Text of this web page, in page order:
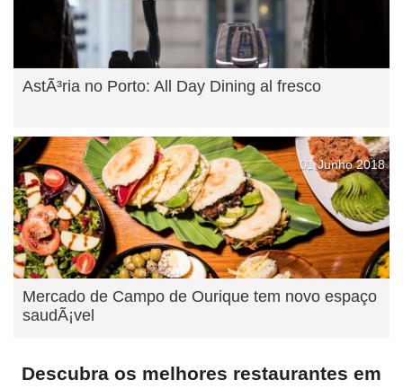
AstÃ³ria no Porto: All Day Dining al fresco
01 Junho 2018
Mercado de Campo de Ourique tem novo espaço
saudÃ¡vel
Descubra os melhores restaurantes em